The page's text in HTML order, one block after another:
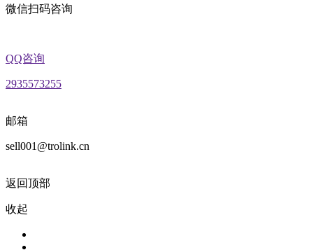
微信扫码咨询
QQ咨询
2935573255
邮箱
sell001@trolink.cn
返回顶部
收起